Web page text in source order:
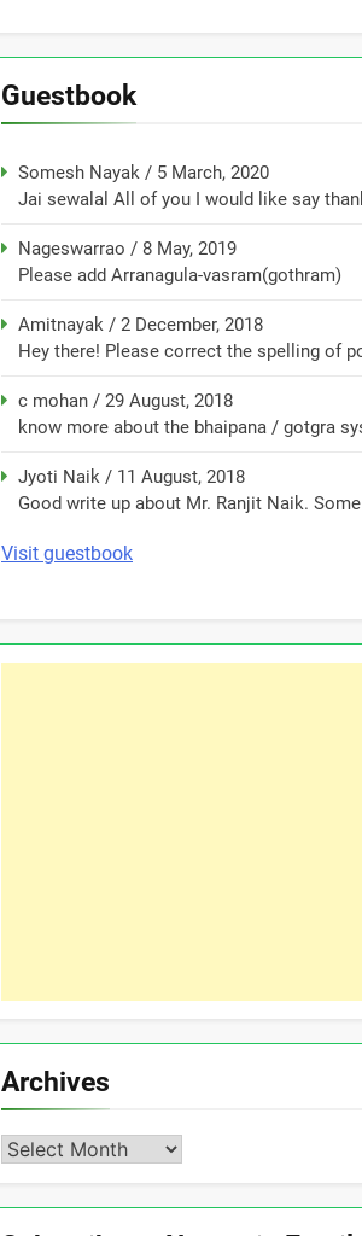
Guestbook
Somesh Nayak / 5 March, 2020
Jai sewalal All of you I would like say
Nageswarrao / 8 May, 2019
Please add Arranagula-vasram(gothram)
Amitnayak / 2 December, 2018
Hey there! Please correct the spelling of
c mohan / 29 August, 2018
know more about the bhaipana / gotgra
Jyoti Naik / 11 August, 2018
Good write up about Mr. Ranjit Naik.
Visit guestbook
Archives
Archives